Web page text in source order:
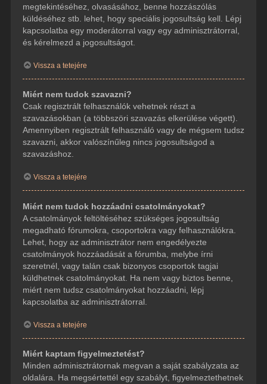
megtekintéséhez, olvasásához, benne hozzászólás
küldéséhez stb. lehet, hogy speciális jogosultság kell. Lépj
kapcsolatba egy moderátorral vagy egy adminisztrátorral,
és kérelmezd a jogosultságot.
Vissza a tetejére
Miért nem tudok szavazni?
Csak regisztrált felhasználók vehetnek részt a
szavazásokban (a többszöri szavazás elkerülése végett).
Amennyiben regisztrált felhasználó vagy de mégsem tudsz
szavazni, akkor valószínűleg nincs jogosultságod a
szavazáshoz.
Vissza a tetejére
Miért nem tudok hozzáadni csatolmányokat?
A csatolmányok feltöltéséhez szükséges jogosultság
megadható fórumokra, csoportokra vagy felhasználókra.
Lehet, hogy az adminisztrátor nem engedélyezte
csatolmányok hozzáadását a fórumba, melybe írni
szeretnél, vagy talán csak bizonyos csoportok tagjai
küldhetnek csatolmányokat. Ha nem vagy biztos benne,
miért nem tudsz csatolmányokat hozzáadni, lépj
kapcsolatba az adminisztrátorral.
Vissza a tetejére
Miért kaptam figyelmeztetést?
Minden adminisztrátornak megvan a saját szabályzata az
oldalára. Ha megsértettél egy szabályt, figyelmeztethetnek